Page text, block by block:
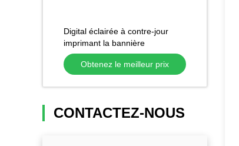
Digital éclairée à contre-jour
imprimant la bannière
300DX500D, 3,2 M Indoor Pvc
Bannières
Obtenez le meilleur prix
CONTACTEZ-NOUS